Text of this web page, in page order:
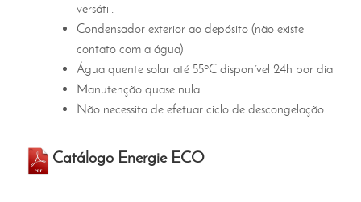
versátil.
Condensador exterior ao depósito (não existe
contato com a água)
Água quente solar até 55ºC disponível 24h por dia
Manutenção quase nula
Não necessita de efetuar ciclo de descongelação
Catálogo Energie ECO